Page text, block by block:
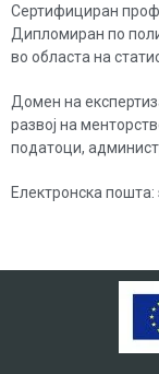
Сертифициран
Дипломиран по
во областа на
Домен на
развој на
податоци,
Електронска